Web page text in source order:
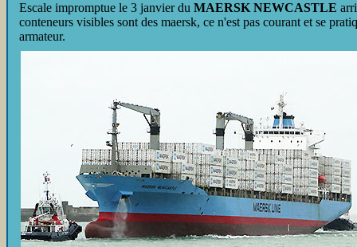
Escale impromptue le 3 janvier du MAERSK NEWCASTLE
conteneurs visibles sont des maersk, ce n'est pas courant et se
armateur.